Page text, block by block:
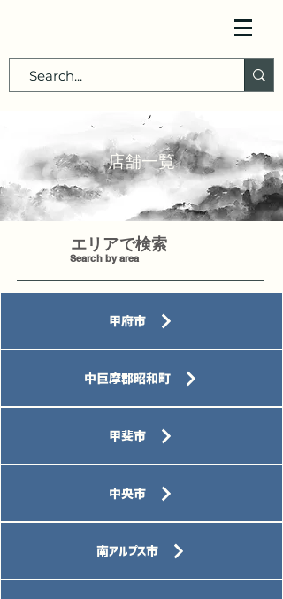
店舗一覧
エリアで検索
Search by area
甲府市
中巨摩郡昭和町
甲斐市
中央市
南アルプス市